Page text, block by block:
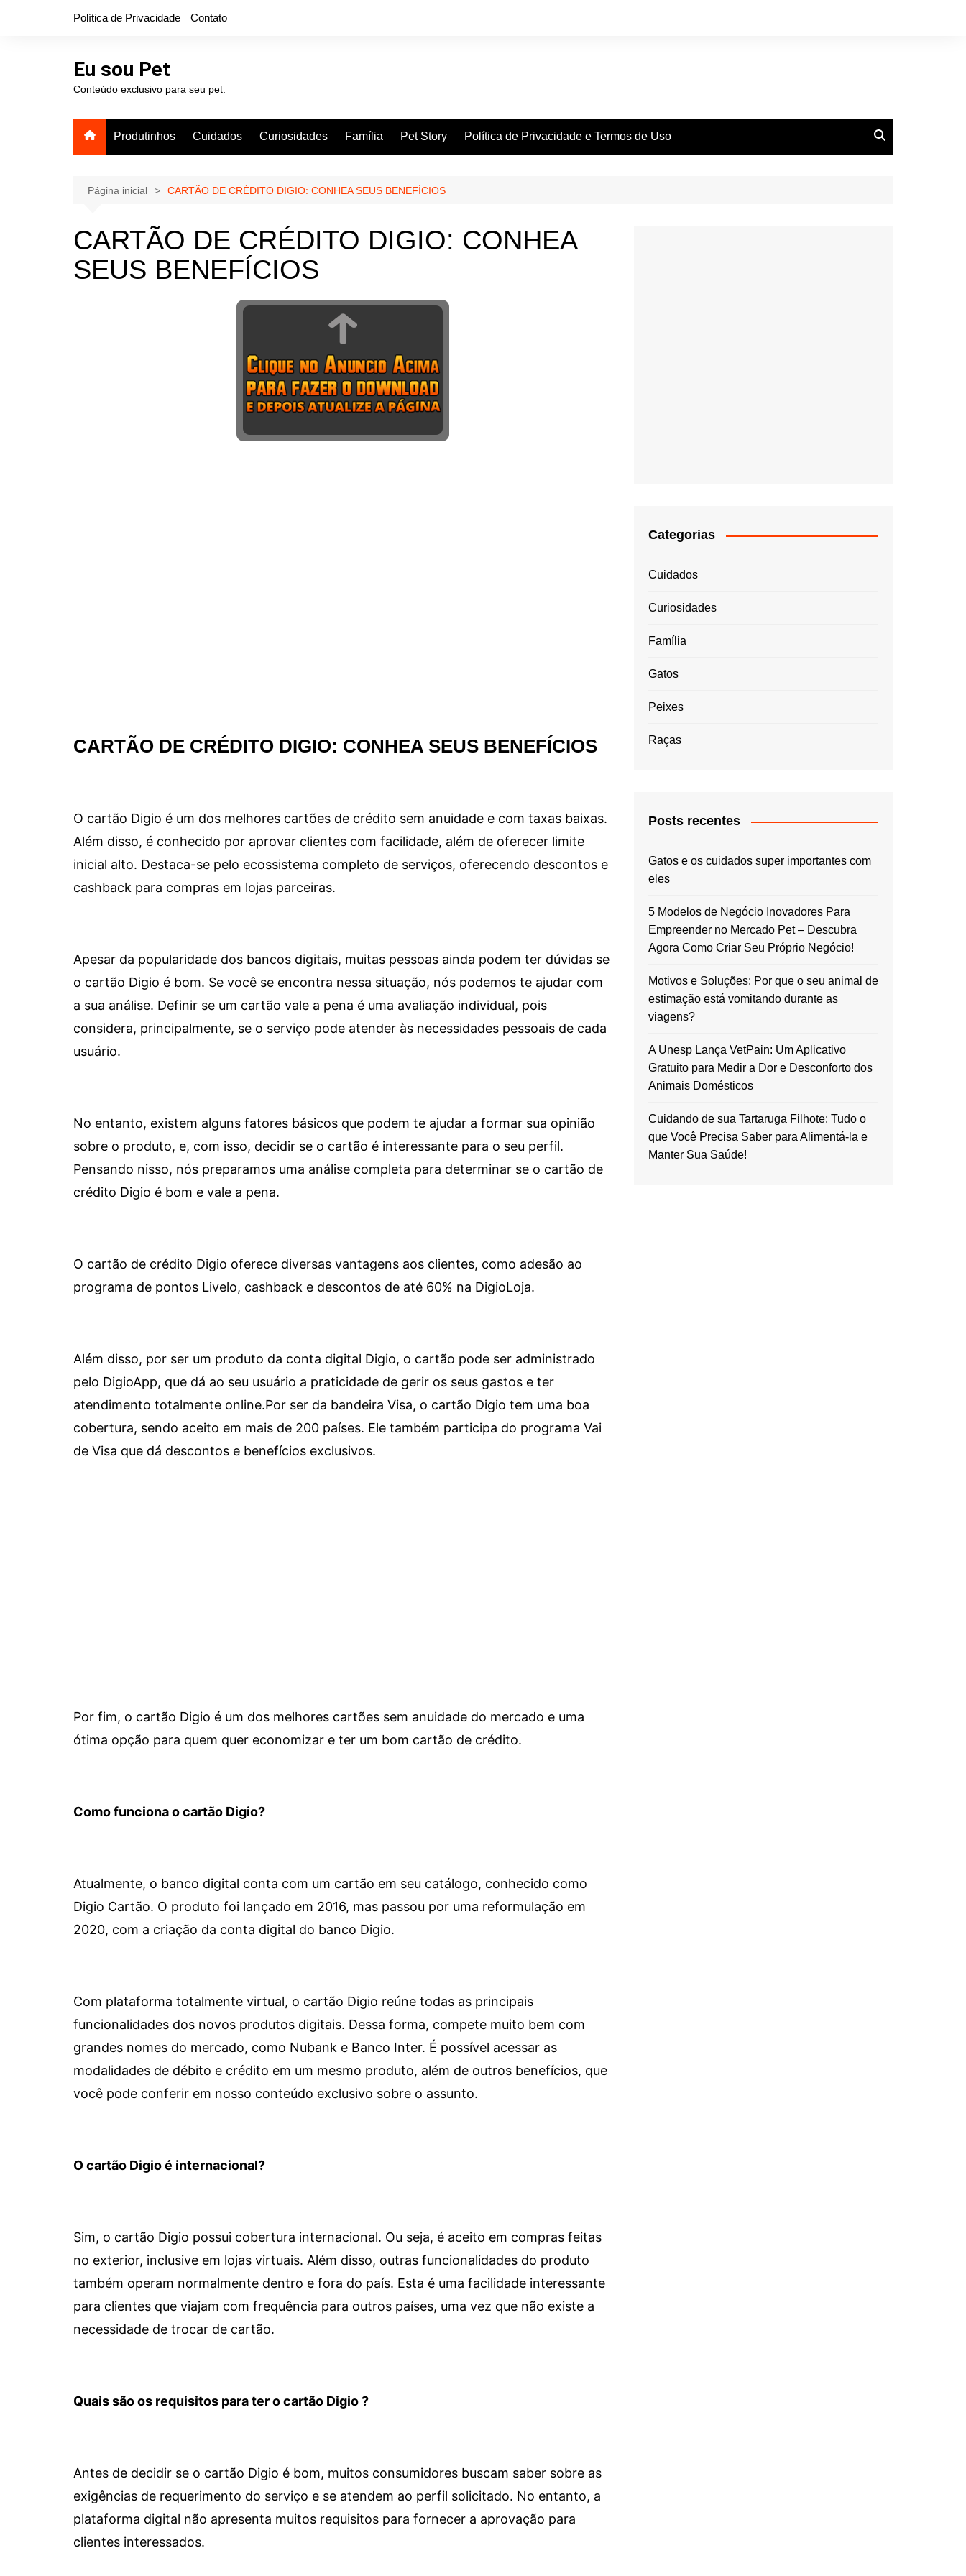
Política de Privacidade Contato
Eu sou Pet
Conteúdo exclusivo para seu pet.
Produtinhos Cuidados Curiosidades Família Pet Story Política de Privacidade e Termos de Uso
Página inicial CARTÃO DE CRÉDITO DIGIO: CONHEA SEUS BENEFÍCIOS
CARTÃO DE CRÉDITO DIGIO: CONHEA
SEUS BENEFÍCIOS
CARTÃO DE CRÉDITO DIGIO: CONHEA SEUS BENEFÍCIOS
O cartão Digio é um dos melhores cartões de crédito sem anuidade e com taxas baixas.
Além disso, é conhecido por aprovar clientes com facilidade, além de oferecer limite
inicial alto. Destaca-se pelo ecossistema completo de serviços, oferecendo descontos e
cashback para compras em lojas parceiras.
Apesar da popularidade dos bancos digitais, muitas pessoas ainda podem ter dúvidas se
o cartão Digio é bom. Se você se encontra nessa situação, nós podemos te ajudar com
a sua análise. Definir se um cartão vale a pena é uma avaliação individual, pois
considera, principalmente, se o serviço pode atender às necessidades pessoais de cada
usuário.
No entanto, existem alguns fatores básicos que podem te ajudar a formar sua opinião
sobre o produto, e, com isso, decidir se o cartão é interessante para o seu perfil.
Pensando nisso, nós preparamos uma análise completa para determinar se o cartão de
crédito Digio é bom e vale a pena.
O cartão de crédito Digio oferece diversas vantagens aos clientes, como adesão ao
programa de pontos Livelo, cashback e descontos de até 60% na DigioLoja.
Além disso, por ser um produto da conta digital Digio, o cartão pode ser administrado
pelo DigioApp, que dá ao seu usuário a praticidade de gerir os seus gastos e ter
atendimento totalmente online.Por ser da bandeira Visa, o cartão Digio tem uma boa
cobertura, sendo aceito em mais de 200 países. Ele também participa do programa Vai
de Visa que dá descontos e benefícios exclusivos.
Por fim, o cartão Digio é um dos melhores cartões sem anuidade do mercado e uma
ótima opção para quem quer economizar e ter um bom cartão de crédito.
Como funciona o cartão Digio?
Atualmente, o banco digital conta com um cartão em seu catálogo, conhecido como
Digio Cartão. O produto foi lançado em 2016, mas passou por uma reformulação em
2020, com a criação da conta digital do banco Digio.
Com plataforma totalmente virtual, o cartão Digio reúne todas as principais
funcionalidades dos novos produtos digitais. Dessa forma, compete muito bem com
grandes nomes do mercado, como Nubank e Banco Inter. É possível acessar as
modalidades de débito e crédito em um mesmo produto, além de outros benefícios, que
você pode conferir em nosso conteúdo exclusivo sobre o assunto.
O cartão Digio é internacional?
Sim, o cartão Digio possui cobertura internacional. Ou seja, é aceito em compras feitas
no exterior, inclusive em lojas virtuais. Além disso, outras funcionalidades do produto
também operam normalmente dentro e fora do país. Esta é uma facilidade interessante
para clientes que viajam com frequência para outros países, uma vez que não existe a
necessidade de trocar de cartão.
Quais são os requisitos para ter o cartão Digio ?
Antes de decidir se o cartão Digio é bom, muitos consumidores buscam saber sobre as
exigências de requerimento do serviço e se atendem ao perfil solicitado. No entanto, a
plataforma digital não apresenta muitos requisitos para fornecer a aprovação para
clientes interessados.
Categorias
Cuidados
Curiosidades
Família
Gatos
Peixes
Raças
Posts recentes
Gatos e os cuidados super importantes com
eles
5 Modelos de Negócio Inovadores Para
Empreender no Mercado Pet – Descubra
Agora Como Criar Seu Próprio Negócio!
Motivos e Soluções: Por que o seu animal de
estimação está vomitando durante as
viagens?
A Unesp Lança VetPain: Um Aplicativo
Gratuito para Medir a Dor e Desconforto dos
Animais Domésticos
Cuidando de sua Tartaruga Filhote: Tudo o
que Você Precisa Saber para Alimentá-la e
Manter Sua Saúde!